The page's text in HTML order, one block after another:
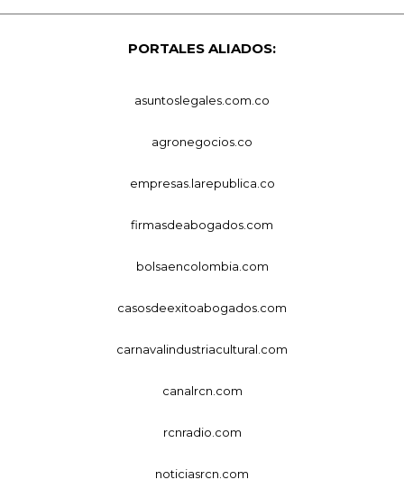
PORTALES ALIADOS:
asuntoslegales.com.co
agronegocios.co
empresas.larepublica.co
firmasdeabogados.com
bolsaencolombia.com
casosdeexitoabogados.com
carnavalindustriacultural.com
canalrcn.com
rcnradio.com
noticiasrcn.com